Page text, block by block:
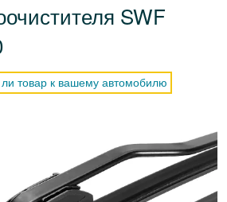
SWF
ли товар к вашему автомобилю